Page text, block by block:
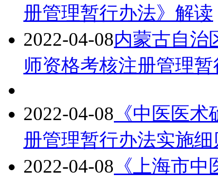
册管理暂行办法》解读
2022-04-08内蒙古自治
师资格考核注册管理
2022-04-08 《中医医
册管理暂行办法实施
2022-04-08 《上海市